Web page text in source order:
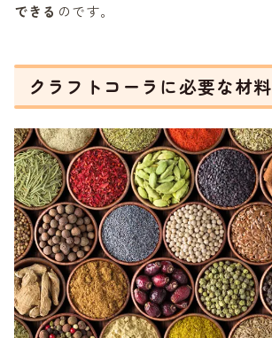
できる のです。
クラフトコーラに必要な材料